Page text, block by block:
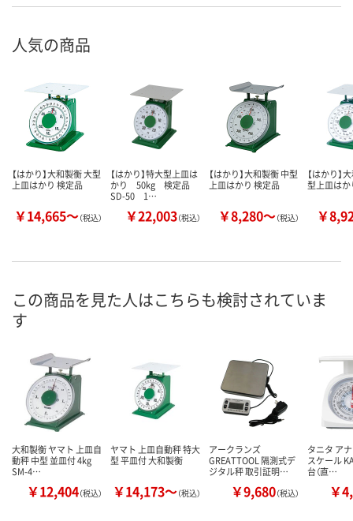
人気の商品
【はかり】大和製衡 大型
上皿はかり 検定品
￥14,665～（税込）
【はかり】特大型上皿は
かり 50kg 検定品
SD-50 1…
￥22,003（税込）
【はかり】大和製衡 中型
上皿はかり 検定品
￥8,280～（税込）
【はかり】
型上皿はか
￥
この商品を見た人はこちらも検討されていま
す
大和製衡 ヤマト 上皿自
動秤 中型 並皿付 4kg
SM-4…
￥12,404（税込）
ヤマト 上皿自動秤 特大
型 平皿付 大和製衡
￥14,173～（税込）
アークランズ
GREATTOOL 隔測式デ
ジタル秤 取引証明…
￥9,680（税込）
タニタ ア
スケール
台（直…
￥